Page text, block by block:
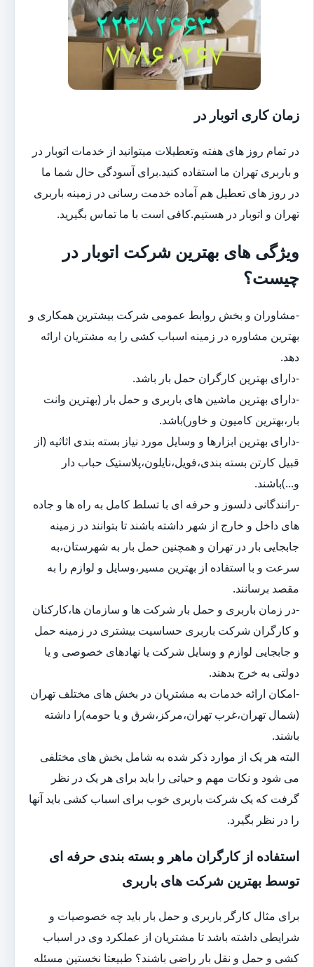
زمان کاری اتوبار در
در تمام روز های هفته وتعطیلات میتوانید از خدمات اتوبار در
و باربری تهران ما استفاده کنید.برای آسودگی حال شما ما
در روز های تعطیل هم آماده خدمت رسانی در زمینه باربری
تهران و اتوبار در هستیم.کافی است با ما تماس بگیرید.
ویژگی های بهترین شرکت اتوبار در
چیست؟
-مشاوران و بخش روابط عمومی شرکت بیشترین همکاری و
بهترین مشاوره در زمینه اسباب کشی را به مشتریان ارائه
دهد.
-دارای بهترین کارگران حمل بار باشد.
-دارای بهترین ماشین های باربری و حمل بار (بهترین وانت
بار،بهترین کامیون و خاور)باشد.
-دارای بهترین ابزارها و وسایل مورد نیاز بسته بندی اثاثیه (از
قبیل کارتن بسته بندی،فویل،نایلون،پلاستیک حباب دار
و...)باشند.
-رانندگانی دلسوز و حرفه ای با تسلط کامل به راه ها و جاده
های داخل و خارج از شهر داشته باشند تا بتوانند در زمینه
جابجایی بار در تهران و همچنین حمل بار به شهرستان،به
سرعت و با استفاده از بهترین مسیر،وسایل و لوازم را به
مقصد برسانند.
-در زمان باربری و حمل بار شرکت ها و سازمان ها،کارکنان
و کارگران شرکت باربری حساسیت بیشتری در زمینه حمل
و جابجایی لوازم و وسایل شرکت یا نهادهای خصوصی و یا
دولتی به خرج بدهند.
-امکان ارائه خدمات به مشتریان در بخش های مختلف تهران
(شمال تهران،غرب تهران،مرکز،شرق و یا حومه)را داشته
باشند.
البته هر یک از موارد ذکر شده به شامل بخش های مختلفی
می شود و نکات مهم و حیاتی را باید برای هر یک در نظر
گرفت که یک شرکت باربری خوب برای اسباب کشی باید آنها
را در نظر بگیرد.
استفاده از کارگران ماهر و بسته بندی حرفه ای
توسط بهترین شرکت های باربری
برای مثال کارگر باربری و حمل بار باید چه خصوصیات و
شرایطی داشته باشد تا مشتریان از عملکرد وی در اسباب
کشی و حمل و نقل بار راضی باشند؟ طبیعتا نخستین مسئله